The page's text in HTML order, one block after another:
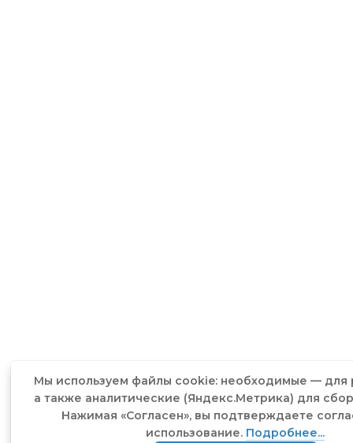
Мы используем файлы cookie: необходимые — для
а также аналитические (Яндекс.Метрика) для
Нажимая «Согласен», вы подтверждаете
использование. Подробнее...